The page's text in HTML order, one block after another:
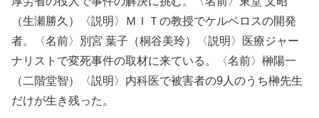
（生瀬勝久）〈説明〉ＭＩＴの教授でケルベロスの開発
者。〈名前〉別宮 葉子（桐谷美玲）〈説明〉医療ジャー
ナリストで変死事件の取材に来ている。〈名前〉榊陽一
（二階堂智）〈説明〉内科医で被害者の9人のうち榊先生
だけが生き残った。